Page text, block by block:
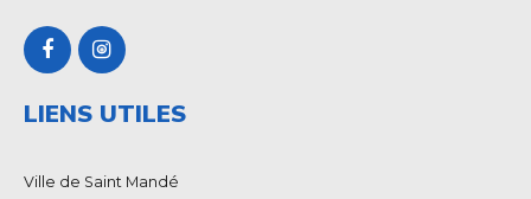
LIENS UTILES
Ville de Saint Mandé